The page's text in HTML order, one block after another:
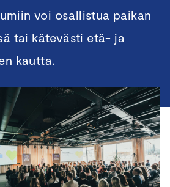
voi osallistua paikan
tai kätevästi etä- ja
kautta.